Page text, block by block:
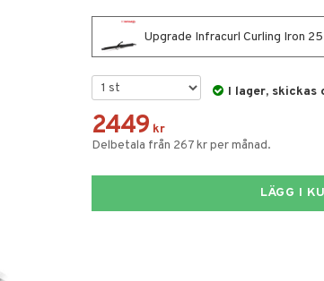
Upgrade Infracurl Curling Iron 25
I lager, skickas
2449 kr
Delbetala från 267 kr per månad.
LÄGG I